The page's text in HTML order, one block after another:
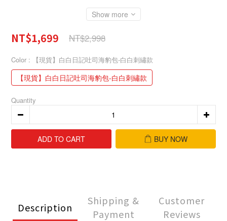
Show more
NT$1,699 NT$2,998
Color : 【現貨】白白日記吐司海豹包-白白刺繡款
【現貨】白白日記吐司海豹包-白白刺繡款
Quantity
ADD TO CART BUY NOW
Description
Shipping &
Payment
Customer
Reviews